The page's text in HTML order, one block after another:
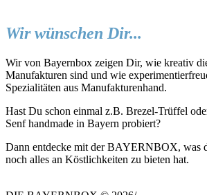
Wir wünschen Dir...
Wir von Bayernbox zeigen Dir, wie kreativ
Manufakturen sind und wie
Spezialitäten aus Manufakturenhand.
Hast Du schon einmal z.B. Brezel-Trüffel
Senf handmade in Bayern probiert?
Dann entdecke mit der BAYERNBOX, was
noch alles an Köstlichkeiten zu bieten hat.